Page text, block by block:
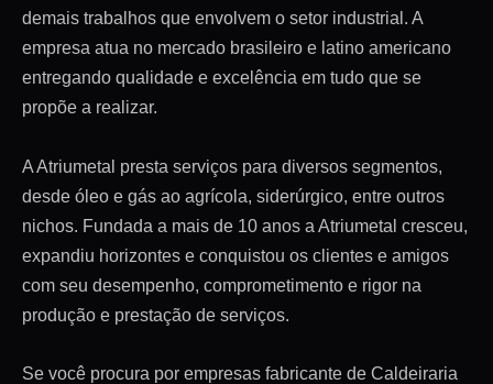
demais trabalhos que envolvem o setor industrial. A
empresa atua no mercado brasileiro e latino americano
entregando qualidade e excelência em tudo que se
propõe a realizar.
A Atriumetal presta serviços para diversos segmentos,
desde óleo e gás ao agrícola, siderúrgico, entre outros
nichos. Fundada a mais de 10 anos a Atriumetal cresceu,
expandiu horizontes e conquistou os clientes e amigos
com seu desempenho, comprometimento e rigor na
produção e prestação de serviços.
Se você procura por empresas fabricante de Caldeiraria